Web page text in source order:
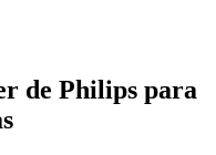
de Philips para